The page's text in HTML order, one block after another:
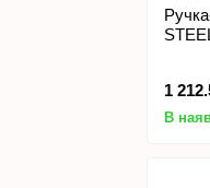
1
В